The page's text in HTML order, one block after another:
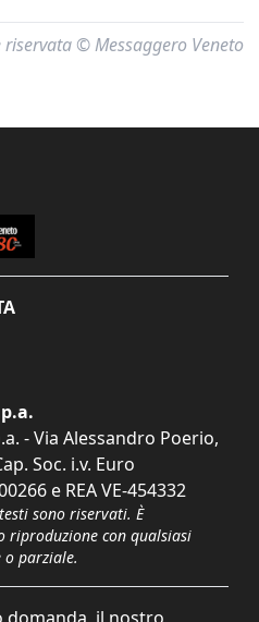
© Messaggero Veneto
- Via Alessandro Poerio,
Soc. i.v. Euro
e REA VE-454332
sono riservati. È
riproduzione con qualsiasi
parziale.